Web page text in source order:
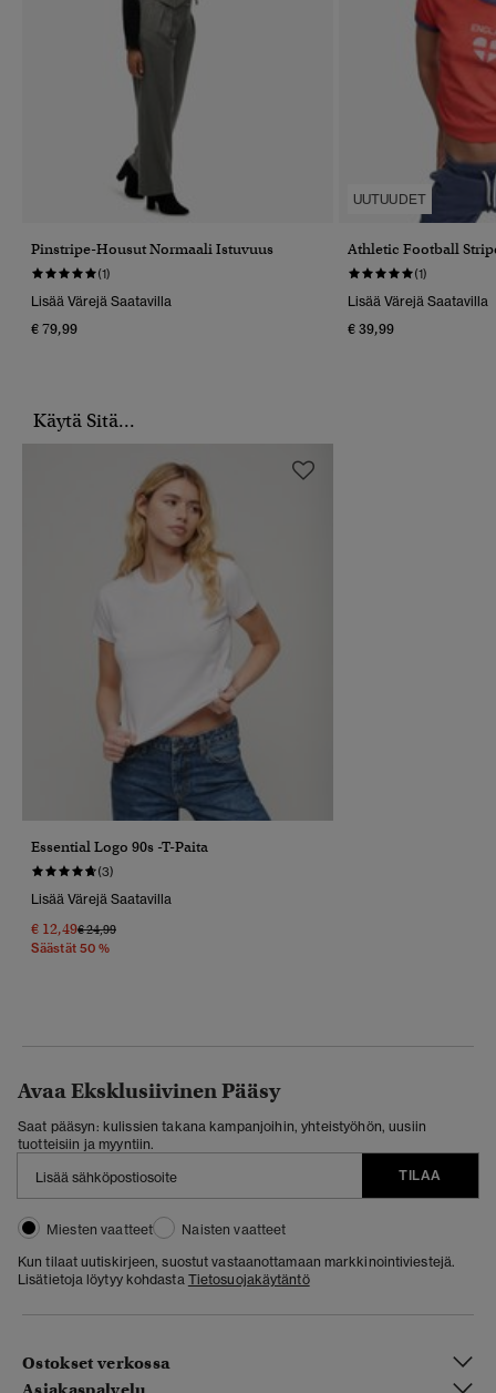
Pinstripe-Housut Normaali Istuvuus
(1)
Lisää Värejä Saatavilla
€ 79,99
UUTUUDET
Athletic Football
(1)
Lisää Värejä Saatavilla
€ 39,99
Käytä Sitä...
Essential Logo 90s -T-Paita
(3)
Lisää Värejä Saatavilla
€ 12,49Hinta Alennettu Hinnasta
€ 24,99Hintaan
Säästät 50 %
Avaa Eksklusiivinen Pääsy
Saat pääsyn: kulissien takana kampanjoihin, yhteistyöhön, uusiin
tuotteisiin ja myyntiin.
TILAA
Miesten vaatteet
Naisten vaatteet
Kun tilaat uutiskirjeen, suostut vastaanottamaan markkinointiviestejä.
Lisätietoja löytyy kohdasta Tietosuojakäytäntö
Ostokset verkossa